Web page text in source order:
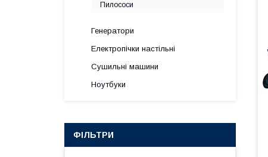
Пилососи
Генератори
Електропічки настільні
Сушильні машини
Ноутбуки
ФІЛЬТРИ